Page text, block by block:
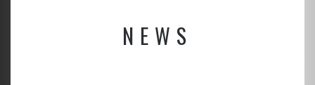
NEWS